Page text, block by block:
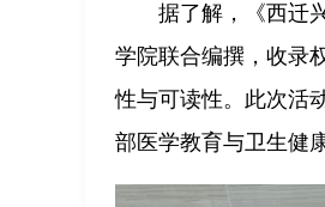
据了解，《西迁
学院联合编撰，收录
性与可读性。此次活
部医学教育与卫生健